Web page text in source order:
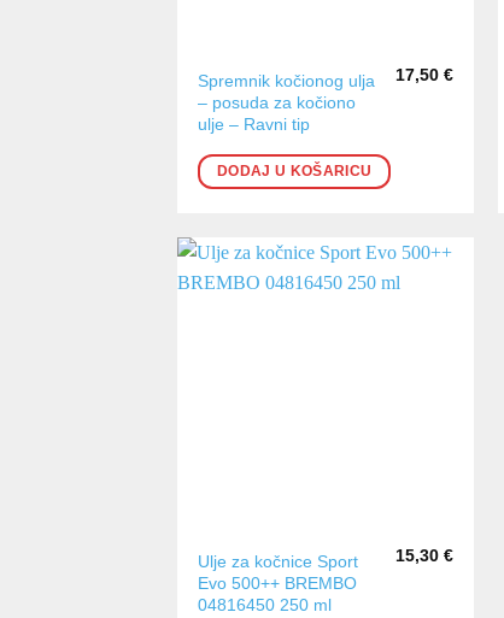
Spremnik kočionog ulja
– posuda za kočiono
ulje – Ravni tip
17,50€
DODAJ U KOŠARICU
Ulje za kočnice Sport
Evo 500++ BREMBO
04816450 250 ml
15,30€